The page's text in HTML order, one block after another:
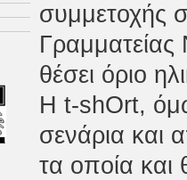
συμμετοχής
Γραμματείας
θέσει όριο
Η t-shOrt,
σενάρια και
τα οποία και